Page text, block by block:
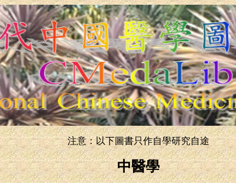
注意：以下圖書只作自學研究自途
中醫學